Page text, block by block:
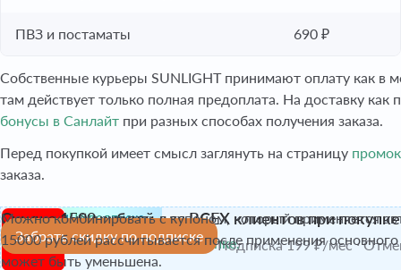
ПВЗ и постаматы 690 ₽
Собственные курьеры SUNLIGHT принимают оплату как
там действует только полная предоплата. На доставку
бонусы в Санлайт при разных способах получения заказа.
Перед покупкой имеет смысл заглянуть на страницу
заказа.
По подписке
Скидка 1500 рублей для ВСЕХ клиентов при
Сэкономьте 1 500₽ на этой покупке.
Можно комбинировать с купоном, который применяется
15000 рублей рассчитывается после применения
может быть уменьшена.
Забрать скидку по подписке
Подписка 199 ₽/мес ·